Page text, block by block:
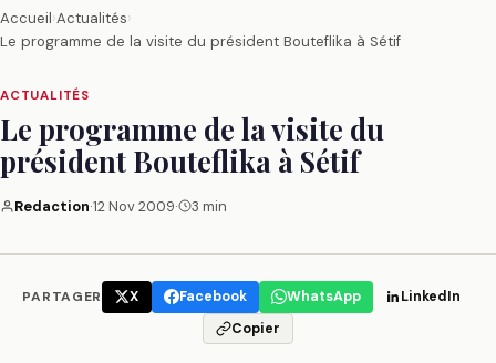
Accueil›Actualités›
Le programme de la visite du président Bouteflika à Sétif
ACTUALITÉS
Le programme de la visite du
président Bouteflika à Sétif
Redaction·12 Nov 2009· 3 min
PARTAGER X Facebook WhatsApp
LinkedIn
Copier